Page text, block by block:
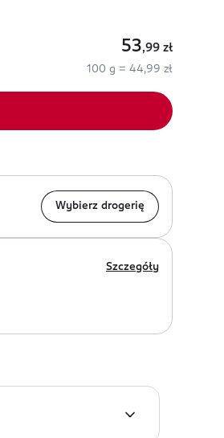
53,99 zł
100 g = 44,99 zł
Wybierz drogerię
Szczegóły